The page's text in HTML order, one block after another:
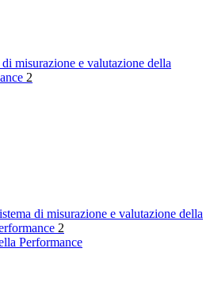
di misurazione e valutazione della
2
di misurazione e valutazione della
2
Performance